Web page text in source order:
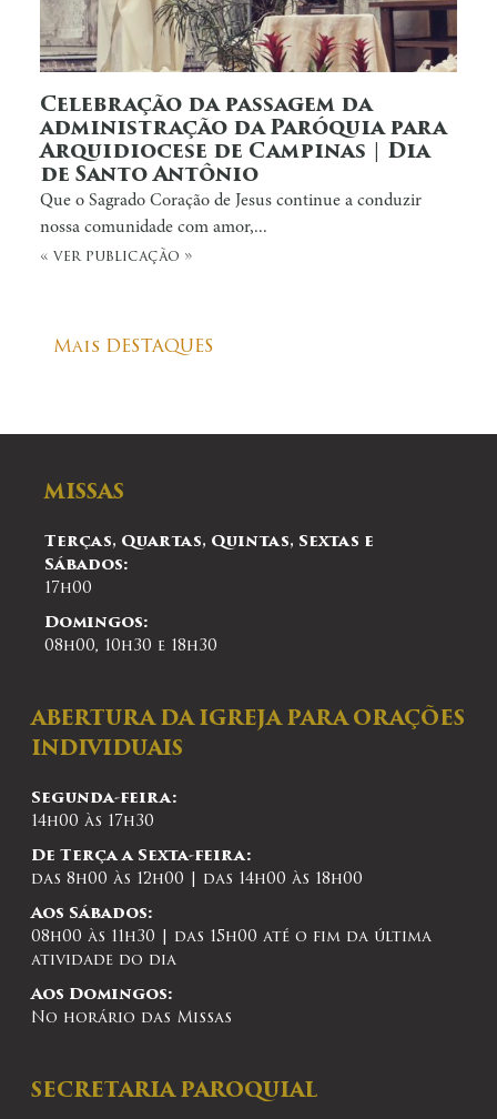
Celebração da passagem da
administração da Paróquia para
Arquidiocese de Campinas | Dia
de Santo Antônio
Que o Sagrado Coração de Jesus continue a conduzir
nossa comunidade com amor,...
« ver publicação »
Mais DESTAQUES
MISSAS
Terças, Quartas, Quintas, Sextas e
Sábados:
17h00
Domingos:
08h00, 10h30 e 18h30
ABERTURA DA IGREJA PARA ORAÇÕES
INDIVIDUAIS
Segunda-feira:
14h00 às 17h30
De Terça a Sexta-feira:
das 8h00 às 12h00 | das 14h00 às 18h00
Aos Sábados:
08h00 às 11h30 | das 15h00 até o fim da última
atividade do dia
Aos Domingos:
No horário das Missas
SECRETARIA PAROQUIAL